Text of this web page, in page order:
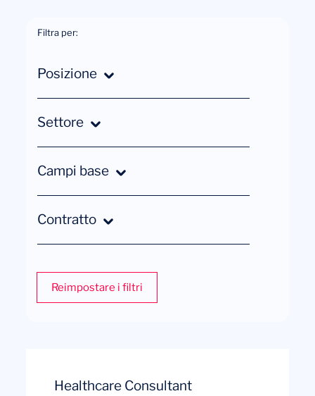
Progetti
La nostra avventura
Filtra per:
Posizione
Settore
Campi base
Contratto
Reimpostare i filtri
Healthcare Consultant